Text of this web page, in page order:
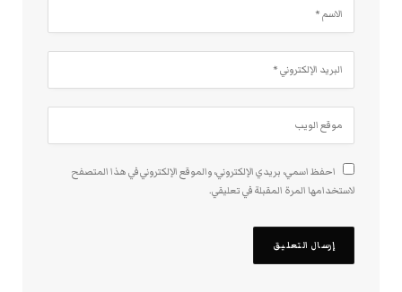
احفظ اسمي، بريدي الإلكتروني، والموقع الإلكتروني في هذا المتصفح
لاستخدامها المرة المقبلة في تعليقي.